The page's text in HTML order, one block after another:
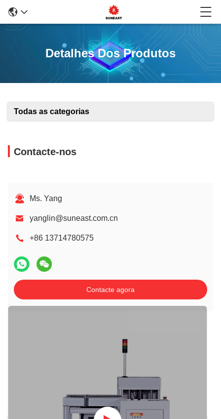
Detalhes Dos Produtos
Todas as categorias
Contacte-nos
Ms. Yang
yanglin@suneast.com.cn
+86 13714780575
Contacte agora